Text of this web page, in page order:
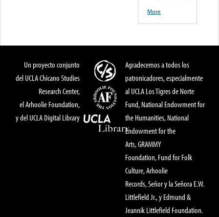
More
Un proyecto conjunto
del UCLA Chicano Studies
Research Center,
el Arhoolie Foundation,
y del UCLA Digital Library
Agradecemos a todos los
patronicadores, especialmente
al UCLA Los Tigres de Norte
Fund, National Endowment for
the Humanities, National
Endowment for the
Arts, GRAMMY
Foundation, Fund for Folk
Culture, Arhoolie
Records, Señor y la Señora E.W.
Littlefield Jr., y Edmund &
Jeannik Littlefield Foundation.